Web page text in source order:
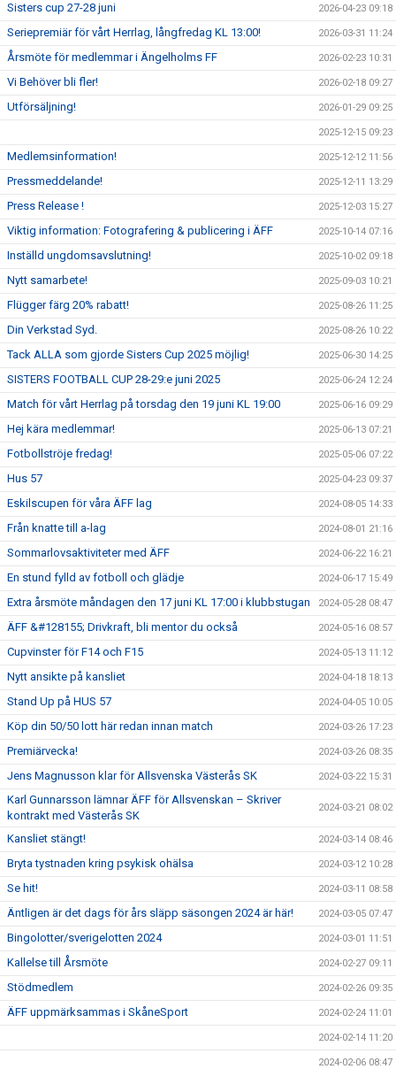
Sisters cup 27-28 juni 2026-04-23 09:18
Seriepremiär för vårt Herrlag, långfredag KL 13:00! 2026-03-31 11:24
Årsmöte för medlemmar i Ängelholms FF 2026-02-23 10:31
Vi Behöver bli fler! 2026-02-18 09:27
Utförsäljning! 2026-01-29 09:25
2025-12-15 09:23
Medlemsinformation! 2025-12-12 11:56
Pressmeddelande! 2025-12-11 13:29
Press Release ! 2025-12-03 15:27
Viktig information: Fotografering & publicering i ÄFF 2025-10-14 07:16
Inställd ungdomsavslutning! 2025-10-02 09:18
Nytt samarbete! 2025-09-03 10:21
Flügger färg 20% rabatt! 2025-08-26 11:25
Din Verkstad Syd. 2025-08-26 10:22
Tack ALLA som gjorde Sisters Cup 2025 möjlig! 2025-06-30 14:25
SISTERS FOOTBALL CUP 28-29:e juni 2025 2025-06-24 12:24
Match för vårt Herrlag på torsdag den 19 juni KL 19:00 2025-06-16 09:29
Hej kära medlemmar! 2025-06-13 07:21
Fotbollströje fredag! 2025-05-06 07:22
Hus 57 2025-04-23 09:37
Eskilscupen för våra ÄFF lag 2024-08-05 14:33
Från knatte till a-lag 2024-08-01 21:16
Sommarlovsaktiviteter med ÄFF 2024-06-22 16:21
En stund fylld av fotboll och glädje 2024-06-17 15:49
Extra årsmöte måndagen den 17 juni KL 17:00 i klubbstugan 2024-05-28 08:47
ÄFF &#128155; Drivkraft, bli mentor du också 2024-05-16 08:57
Cupvinster för F14 och F15 2024-05-13 11:12
Nytt ansikte på kansliet 2024-04-18 18:13
Stand Up på HUS 57 2024-04-05 10:05
Köp din 50/50 lott här redan innan match 2024-03-26 17:23
Premiärvecka! 2024-03-26 08:35
Jens Magnusson klar för Allsvenska Västerås SK 2024-03-22 15:31
Karl Gunnarsson lämnar ÄFF för Allsvenskan – Skriver
kontrakt med Västerås SK
2024-03-21 08:02
Kansliet stängt! 2024-03-14 08:46
Bryta tystnaden kring psykisk ohälsa 2024-03-12 10:28
Se hit! 2024-03-11 08:58
Äntligen är det dags för års släpp säsongen 2024 är här! 2024-03-05 07:47
Bingolotter/sverigelotten 2024 2024-03-01 11:51
Kallelse till Årsmöte 2024-02-27 09:11
Stödmedlem 2024-02-26 09:35
ÄFF uppmärksammas i SkåneSport 2024-02-24 11:01
2024-02-14 11:20
2024-02-06 08:47